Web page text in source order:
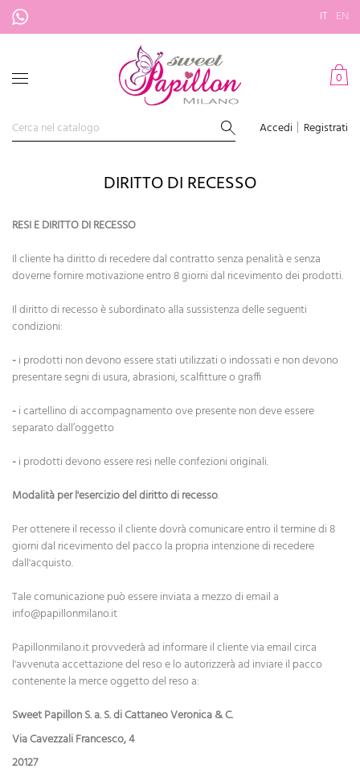
IT EN
0
Accedi Registrati
DIRITTO DI RECESSO
RESI E DIRITTO DI RECESSO
Il cliente ha diritto di recedere dal contratto senza penalità e senza
doverne fornire motivazione entro 8 giorni dal ricevimento dei prodotti.
Il diritto di recesso è subordinato alla sussistenza delle seguenti
condizioni:
-i prodotti non devono essere stati utilizzati o indossati e non devono
presentare segni di usura, abrasioni, scalfitture o graffi
-i cartellino di accompagnamento ove presente non deve essere
separato dall’oggetto
-i prodotti devono essere resi nelle confezioni originali.
Modalità per l'esercizio del diritto di recesso.
Per ottenere il recesso il cliente dovrà comunicare entro il termine di 8
giorni dal ricevimento del pacco la propria intenzione di recedere
dall'acquisto.
Tale comunicazione può essere inviata a mezzo di email a
info@papillonmilano.it
Papillonmilano.it provvederà ad informare il cliente via email circa
l'avvenuta accettazione del reso e lo autorizzerà ad inviare il pacco
contenente la merce oggetto del reso a:
Sweet Papillon S. a. S. di Cattaneo Veronica & C.
Via Cavezzali Francesco, 4
20127